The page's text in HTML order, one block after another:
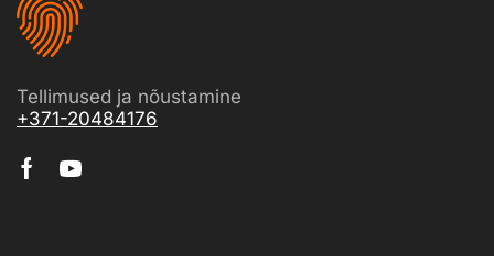
Tellimused ja nõustamine
+371-20484176